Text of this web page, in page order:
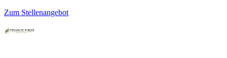
Zum Stellenangebot